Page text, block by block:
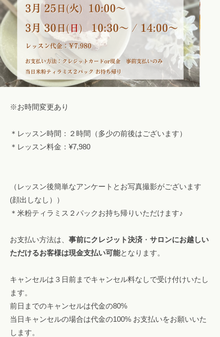
※お時間変更あり
＊レッスン時間：２時間（多少の前後はございます）
＊レッスン料金：¥7,980
（レッスン後簡単なアンケートとお写真撮影がございます
(顔出しなし））
＊米粉ティラミス２パックお持ち帰りいただけます♪
お支払い方法は、 事前にクレジット決済 ・ サロンにお越しい
ただけるお客様は現金支払い可能となります。
キャンセルは３日前までキャンセル料なしで受け付けいたし
ます。
前日までのキャンセルは代金の80%
当日キャンセルの場合は代金の100% お支払いをお願いいた
します。